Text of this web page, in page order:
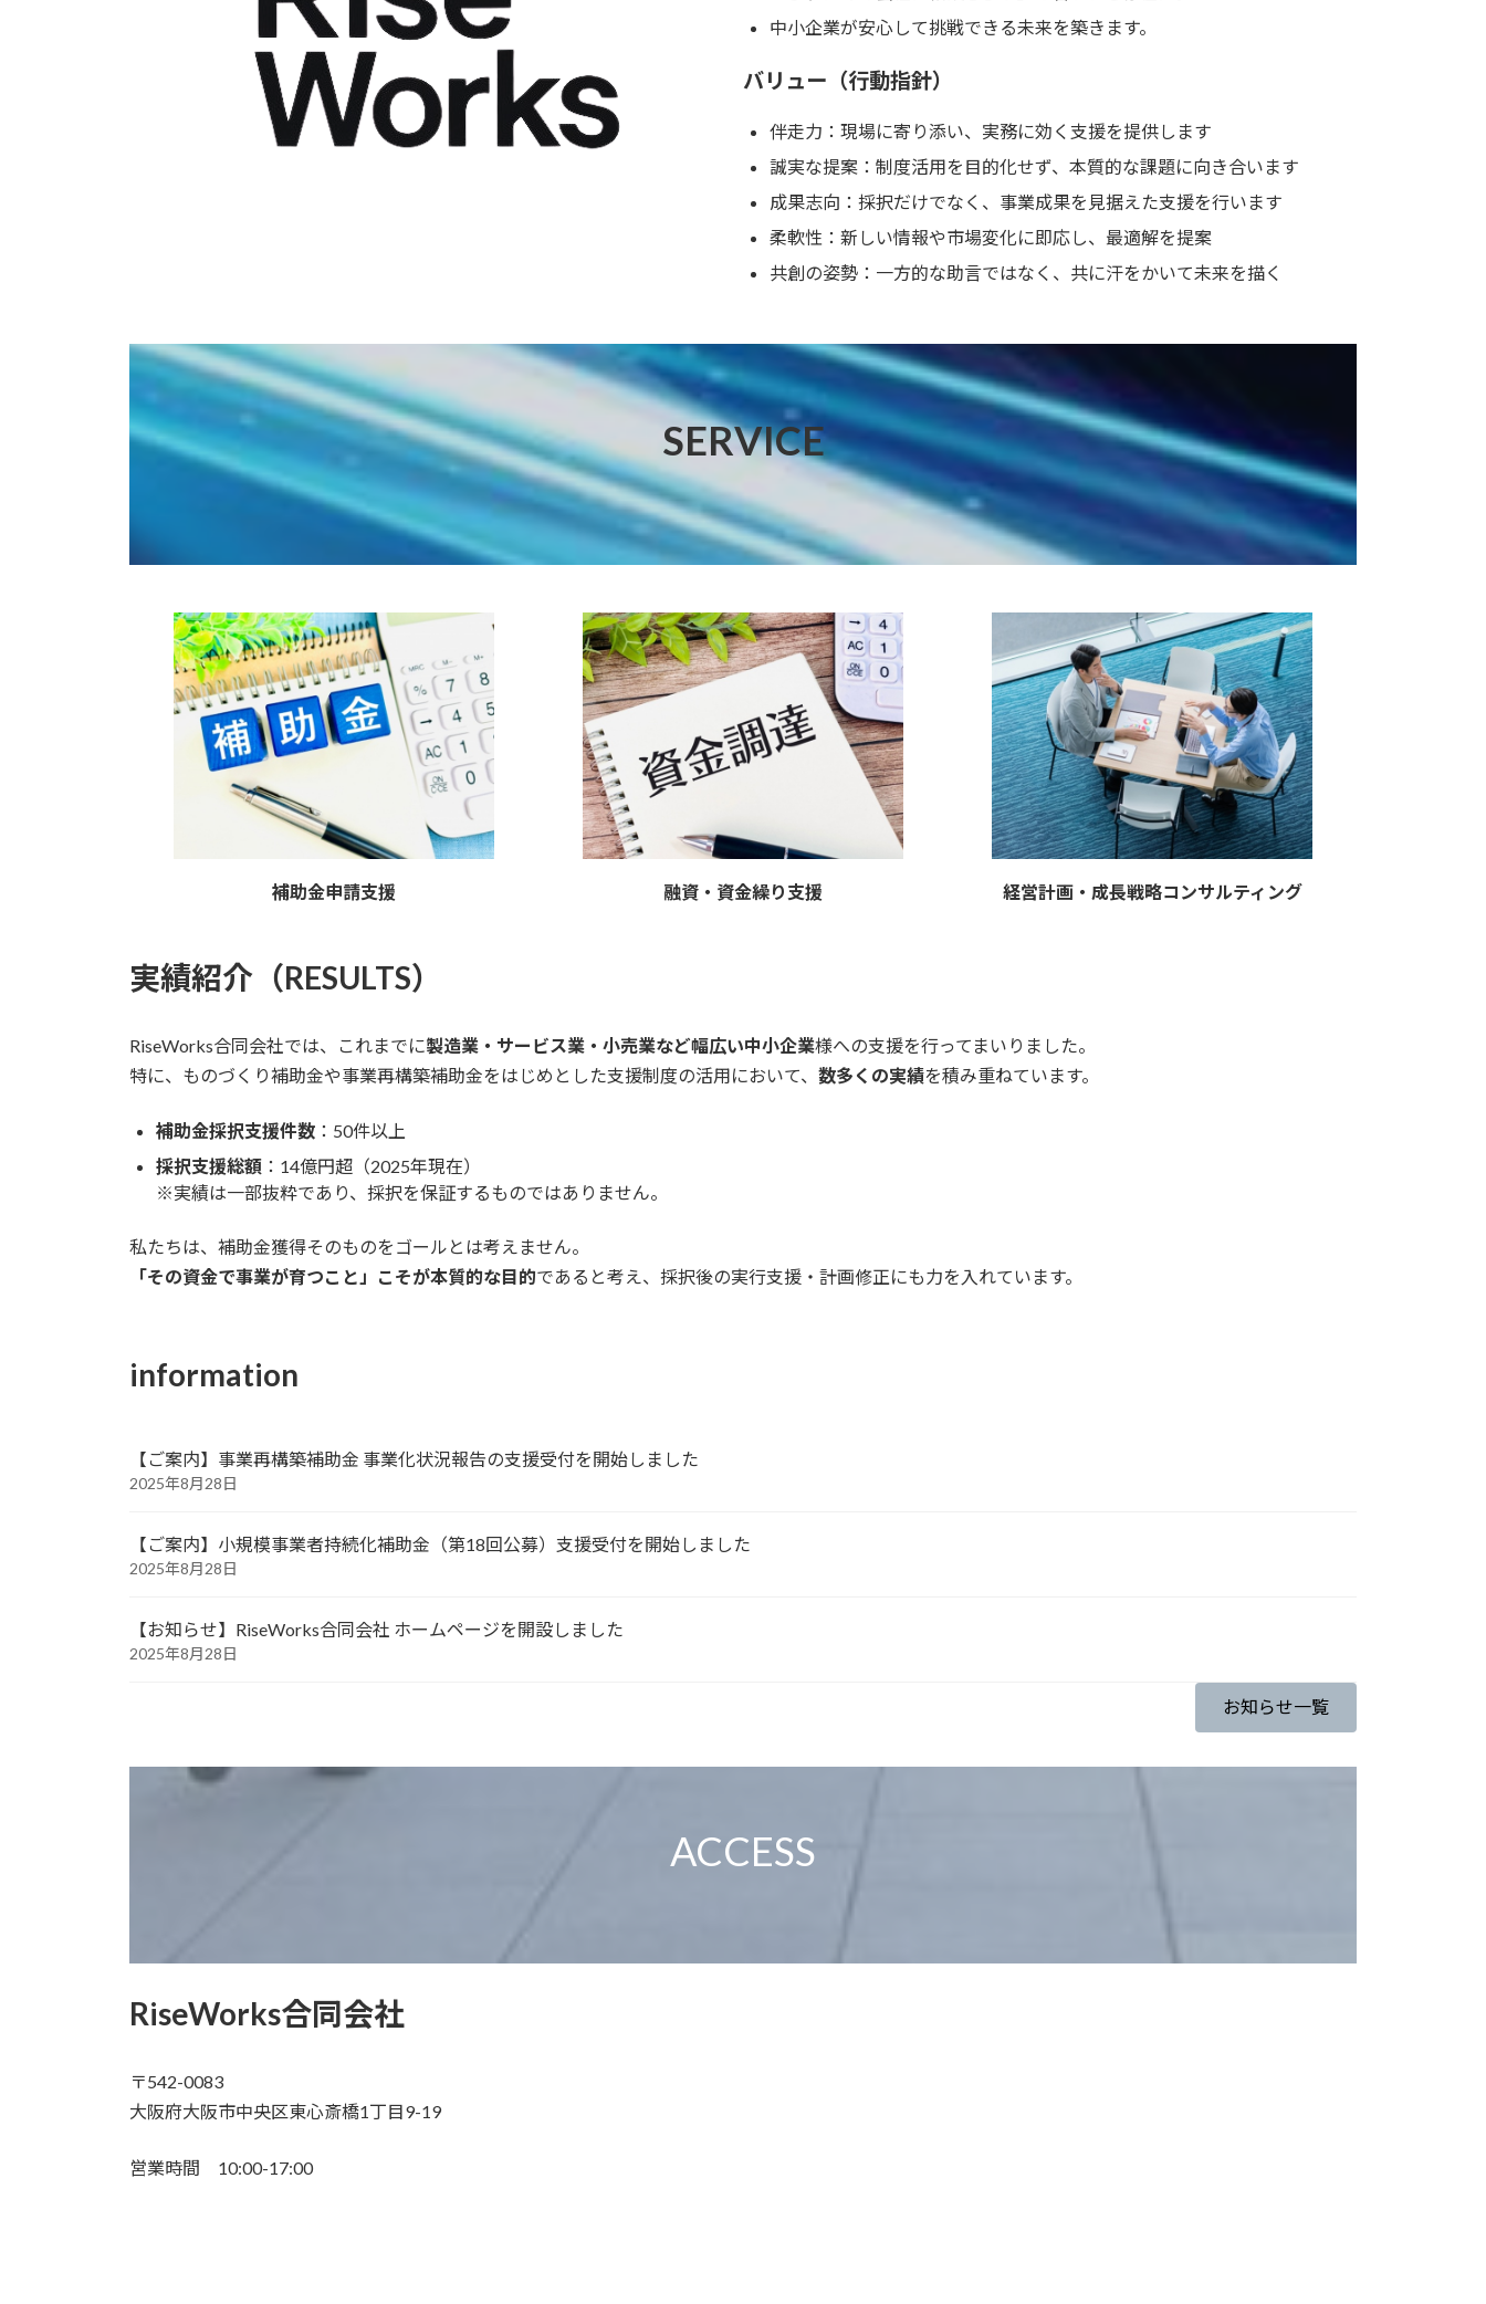
中小企業が安心して挑戦できる未来を築きます。
バリュー（行動指針）
伴走力：現場に寄り添い、実務に効く支援を提供します
誠実な提案：制度活用を目的化せず、本質的な課題に向き合います
成果志向：採択だけでなく、事業成果を見据えた支援を行います
柔軟性：新しい情報や市場変化に即応し、最適解を提案
共創の姿勢：一方的な助言ではなく、共に汗をかいて未来を描く
SERVICE
補助金申請支援 融資・資金繰り支援 経営計画・成長戦略コンサルティング
実績紹介（RESULTS）
RiseWorks合同会社では、これまでに製造業・サービス業・小売業など幅広い中小企業様への支援を行ってまいりました。
特に、ものづくり補助金や事業再構築補助金をはじめとした支援制度の活用において、 数多くの実績を積み重ねています。
補助金採択支援件数 ：50件以上
採択支援総額 ：14億円超（2025年現在）
※実績は一部抜粋であり、採択を保証するものではありません。
私たちは、補助金獲得そのものをゴールとは考えません。
「その資金で事業が育つこと」こそが本質的な目的であると考え、採択後の実行支援・計画修正にも力を入れています。
information
【ご案内】事業再構築補助金 事業化状況報告の支援受付を開始しました
2025年8月28日
【ご案内】小規模事業者持続化補助金（第18回公募）支援受付を開始しました
2025年8月28日
【お知らせ】RiseWorks合同会社 ホームページを開設しました
2025年8月28日
お知らせ一覧
ACCESS
RiseWorks合同会社
〒542-0083
大阪府大阪市中央区東心斎橋1丁目9-19
営業時間 10:00-17:00